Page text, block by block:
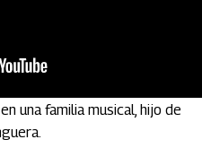
en el ambiente como
una familia musical, hijo de